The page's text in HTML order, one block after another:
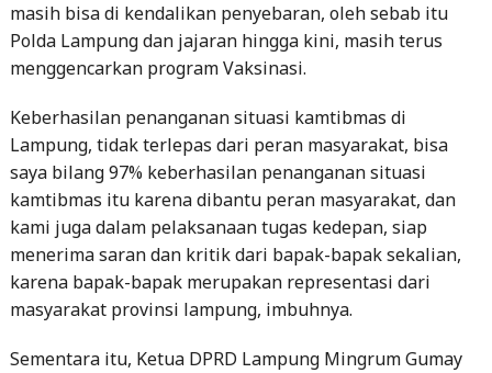
masih bisa di kendalikan penyebaran, oleh sebab itu
Polda Lampung dan jajaran hingga kini, masih terus
menggencarkan program Vaksinasi.
Keberhasilan penanganan situasi kamtibmas di
Lampung, tidak terlepas dari peran masyarakat, bisa
saya bilang 97% keberhasilan penanganan situasi
kamtibmas itu karena dibantu peran masyarakat, dan
kami juga dalam pelaksanaan tugas kedepan, siap
menerima saran dan kritik dari bapak-bapak sekalian,
karena bapak-bapak merupakan representasi dari
masyarakat provinsi lampung, imbuhnya.
Sementara itu, Ketua DPRD Lampung Mingrum Gumay